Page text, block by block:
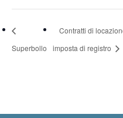
Superbollo
Contratti di
imposta di registro